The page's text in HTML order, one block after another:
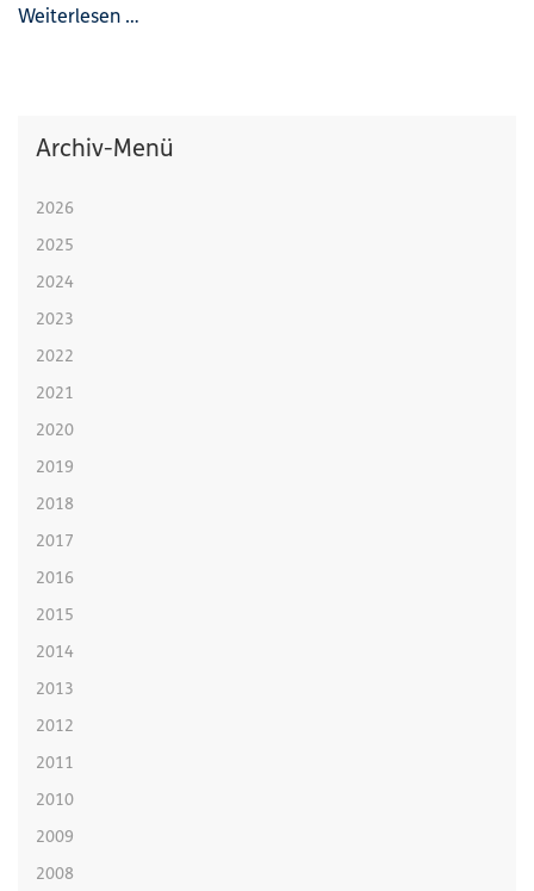
Weiterlesen …
Archiv-Menü
2026
2025
2024
2023
2022
2021
2020
2019
2018
2017
2016
2015
2014
2013
2012
2011
2010
2009
2008